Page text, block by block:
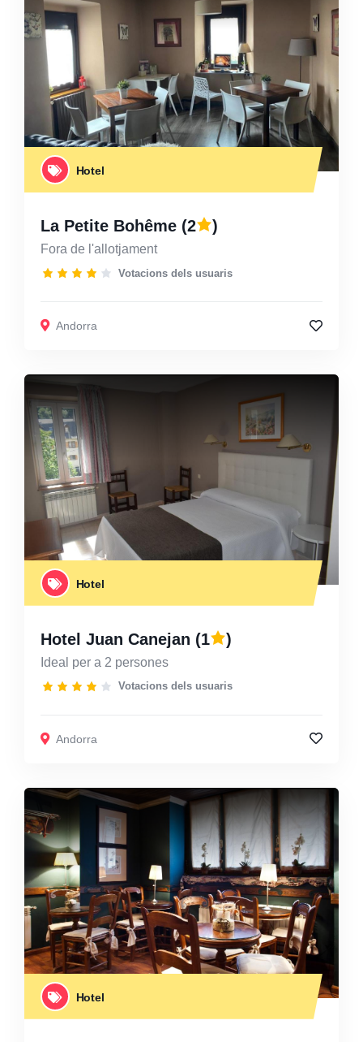
Hotel
La Petite Bohême (2 )
Fora de l'allotjament
Votacions dels usuaris
Andorra
Hotel
Hotel Juan Canejan (1 )
Ideal per a 2 persones
Votacions dels usuaris
Andorra
Hotel